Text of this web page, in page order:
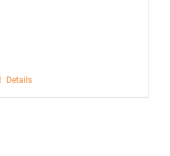
Details